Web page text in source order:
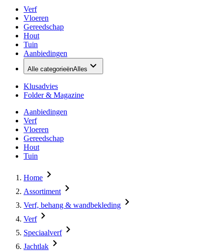
Verf
Vloeren
Gereedschap
Hout
Tuin
Aanbiedingen
Alle categorieënAlles
Klusadvies
Folder & Magazine
Aanbiedingen
Verf
Vloeren
Gereedschap
Hout
Tuin
Home
Assortiment
Verf, behang & wandbekleding
Verf
Speciaalverf
Jachtlak